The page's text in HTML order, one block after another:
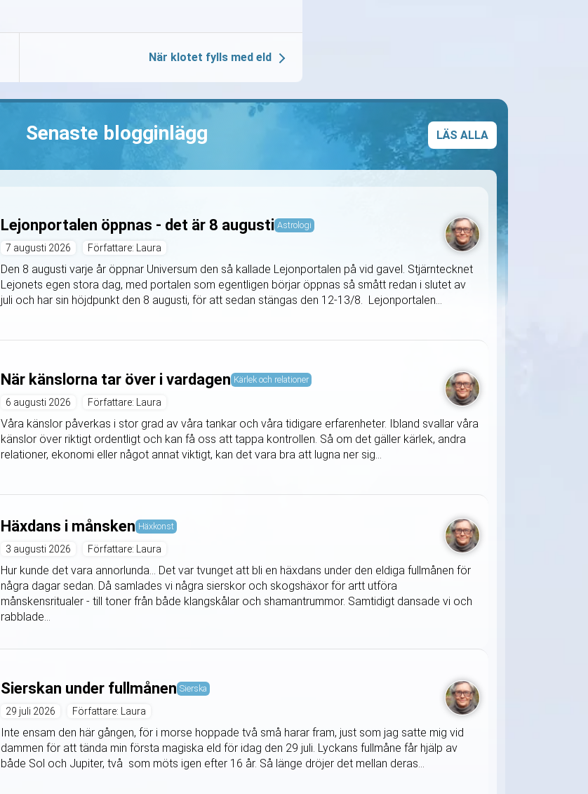
När klotet fylls med eld
Senaste blogginlägg LÄS ALLA
Lejonportalen öppnas - det är 8 augusti Astrologi
7 augusti 2026 Författare: Laura
Den 8 augusti varje år öppnar Universum den så kallade Lejonportalen på vid gavel. Stjärntecknet
Lejonets egen stora dag, med portalen som egentligen börjar öppnas så smått redan i slutet av
juli och har sin höjdpunkt den 8 augusti, för att sedan stängas den 12-13/8. Lejonportalen...
När känslorna tar över i vardagen Kärlek och relationer
6 augusti 2026 Författare: Laura
Våra känslor påverkas i stor grad av våra tankar och våra tidigare erfarenheter. Ibland svallar våra
känslor över riktigt ordentligt och kan få oss att tappa kontrollen. Så om det gäller kärlek, andra
relationer, ekonomi eller något annat viktigt, kan det vara bra att lugna ner sig...
Häxdans i månsken Häxkonst
3 augusti 2026 Författare: Laura
Hur kunde det vara annorlunda... Det var tvunget att bli en häxdans under den eldiga fullmånen för
några dagar sedan. Då samlades vi några sierskor och skogshäxor för artt utföra
månskensritualer - till toner från både klangskålar och shamantrummor. Samtidigt dansade vi och
rabblade...
Sierskan under fullmånen Sierska
29 juli 2026 Författare: Laura
Inte ensam den här gången, för i morse hoppade två små harar fram, just som jag satte mig vid
dammen för att tända min första magiska eld för idag den 29 juli. Lyckans fullmåne får hjälp av
både Sol och Jupiter, två som möts igen efter 16 år. Så länge dröjer det mellan deras...